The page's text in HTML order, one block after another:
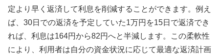
定より早く返済して利息を削減することができます。例え
ば、30日での返済を予定していた1万円を15日で返済でき
れば、利息は164円から82円へと半減します。この柔軟性
により、利用者は自分の資金状況に応じて最適な返済計画